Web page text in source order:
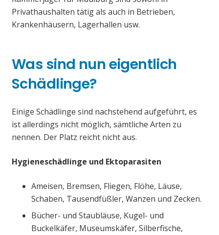
Privathaushalten tätig als auch in Betrieben,
Krankenhäusern, Lagerhallen usw.
Was sind nun eigentlich
Schädlinge?
Einige Schädlinge sind nachstehend aufgeführt, es
ist allerdings nicht möglich, sämtliche Arten zu
nennen. Der Platz reicht nicht aus.
Hygieneschädlinge und Ektoparasiten
Ameisen, Bremsen, Fliegen, Flöhe, Läuse,
Schaben, Tausendfüßler, Wanzen und Zecken.
Bücher- und Staubläuse, Kugel- und
Buckelkäfer, Museumskäfer, Silberfische,